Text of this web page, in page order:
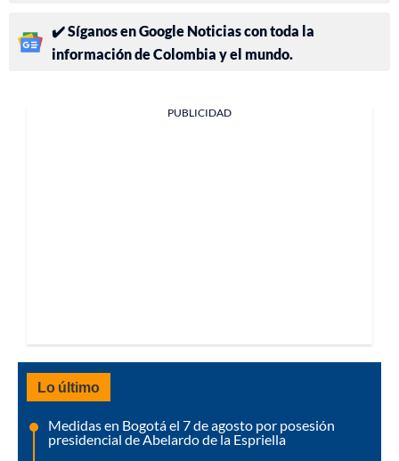
✔️ Síganos en Google Noticias con toda la
información de Colombia y el mundo.
PUBLICIDAD
Lo último
Medidas en Bogotá el 7 de agosto por posesión
presidencial de Abelardo de la Espriella